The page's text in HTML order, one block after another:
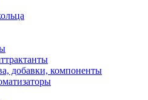
добавки, компоненты